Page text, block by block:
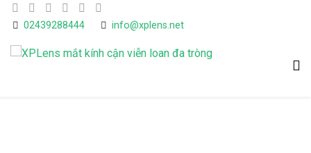
02439288444 info@xplens.net